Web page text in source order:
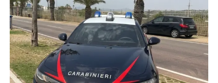
SPORT IN SARDEGNA
SPORT
RISULTATI E CLASSIFICHE
CALCIO
CALCIO REGIONALE